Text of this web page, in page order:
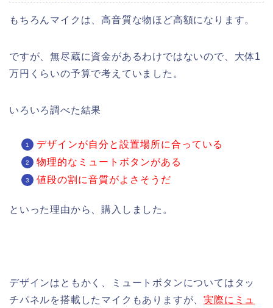
もちろんマイクは、高音質な物ほど高額になります。
ですが、無尽蔵に資金があるわけではないので、大体1
万円くらいの予算で考えていました。
いろいろ調べた結果
デザインが自分と設置場所に合っている
物理的なミュートボタンがある
値段の割に音質がよさそうだ
といった理由から、購入しました。
デザインはともかく、ミュートボタンについてはタッ
チパネルを搭載したマイクもありますが、実際にミュ